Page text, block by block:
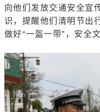
向他们发放交通安全宣
识，提醒他们清明节出
做好“一盔一带”，安全